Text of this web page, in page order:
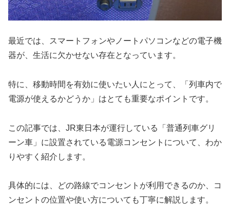
最近では、スマートフォンやノートパソコンなどの電子機
器が、生活に欠かせない存在となっています。
特に、移動時間を有効に使いたい人にとって、「列車内で
電源が使えるかどうか」はとても重要なポイントです。
この記事では、JR東日本が運行している「普通列車グリ
ーン車」に設置されている電源コンセントについて、わか
りやすく紹介します。
具体的には、どの路線でコンセントが利用できるのか、コ
ンセントの位置や使い方についても丁寧に解説します。